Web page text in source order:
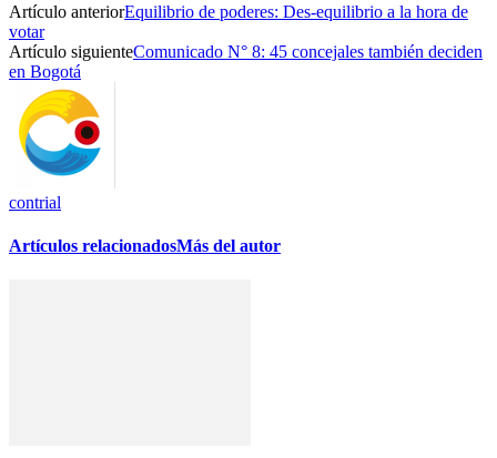
Artículo anteriorEquilibrio de poderes: Des-equilibrio a la hora de
votar
Artículo siguienteComunicado N° 8: 45 concejales también deciden
en Bogotá
contrial
Artículos relacionadosMás del autor